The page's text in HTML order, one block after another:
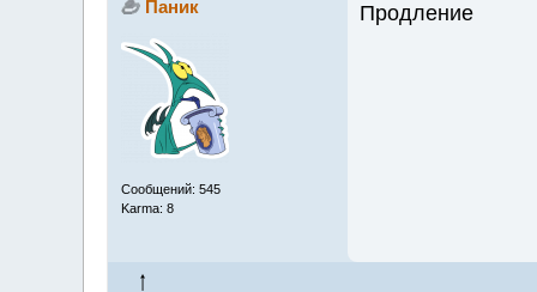
Паник
Сообщений: 545
Karma: 8
Продление